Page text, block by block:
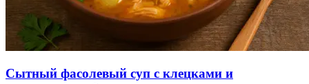
Сытный фасолевый суп с клецками и